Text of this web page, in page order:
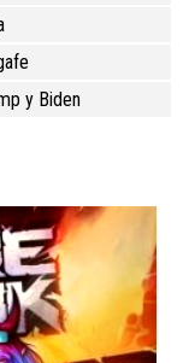
y Biden